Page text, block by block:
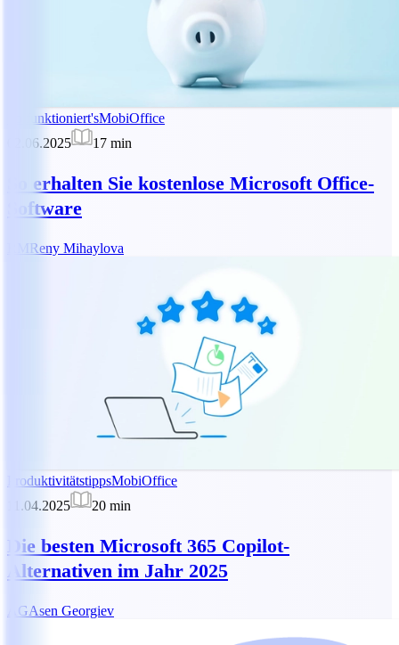
So funktioniert'sMobiOffice
02.06.2025
17 min
So erhalten Sie kostenlose Microsoft Office-
Software
Reny Mihaylova
ProduktivitätstippsMobiOffice
11.04.2025
20 min
Die besten Microsoft 365 Copilot-
Alternativen im Jahr 2025
AGAsen Georgiev